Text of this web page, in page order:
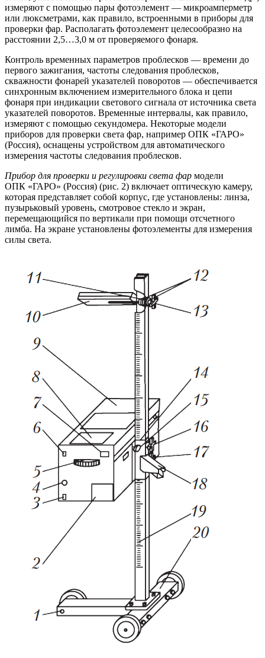
измеряют с помощью пары фотоэлемент — микроамперметр
или люксметрами, как правило, встроенными в приборы для
проверки фар. Располагать фотоэлемент целесообразно на
расстоянии 2,5…3,0 м от проверяемого фонаря.
Контроль временных параметров проблесков — времени до
первого зажигания, частоты следования проблесков,
скважности фонарей указателей поворотов — обеспечивается
синхронным включением измерительного блока и цепи
фонаря при индикации светового сигнала от источника света
указателей поворотов. Временные интервалы, как правило,
измеряют с помощью секундомера. Некоторые модели
приборов для проверки света фар, например ОПК «ГАРО»
(Россия), оснащены устройством для автоматического
измерения частоты следования проблесков.
Прибор для проверки и регулировки света фар модели
ОПК «ГАРО» (Россия) (рис. 2) включает оптическую камеру,
которая представляет собой корпус, где установлены: линза,
пузырьковый уровень, смотровое стекло и экран,
перемещающийся по вертикали при помощи отсчетного
лимба. На экране установлены фотоэлементы для измерения
силы света.